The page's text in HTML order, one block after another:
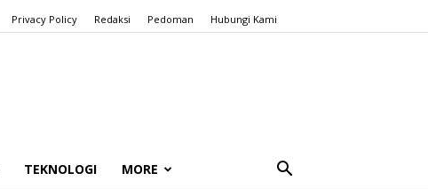
Privacy Policy Redaksi Pedoman Hubungi Kami
TEKNOLOGI MORE